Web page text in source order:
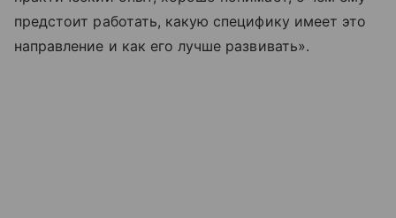
предстоит работать, какую специфику имеет это
направление и как его лучше развивать».